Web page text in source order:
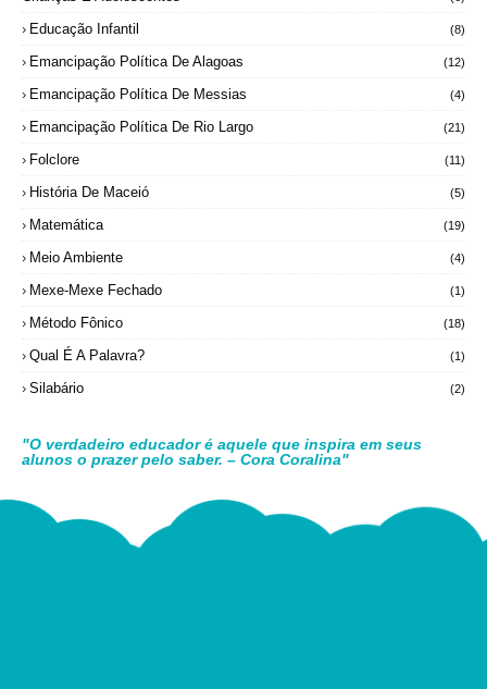
Educação Infantil (8)
Emancipação Política De Alagoas (12)
Emancipação Política De Messias (4)
Emancipação Política De Rio Largo (21)
Folclore (11)
História De Maceió (5)
Matemática (19)
Meio Ambiente (4)
Mexe-Mexe Fechado (1)
Método Fônico (18)
Qual É A Palavra? (1)
Silabário (2)
"O verdadeiro educador é aquele que inspira em seus
alunos o prazer pelo saber. – Cora Coralina"